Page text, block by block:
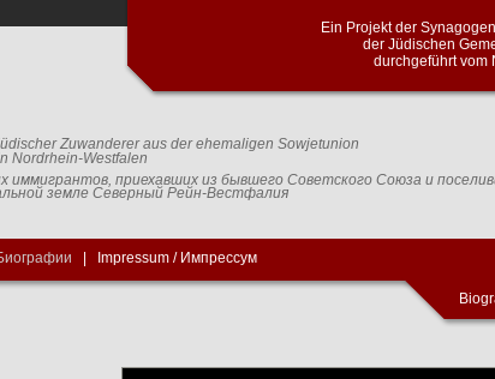
Ein Projekt der
der Jüdischen
durchgeführt vom
Zuwanderer aus der ehemaligen Sowjetunion
Nordrhein-Westfalen
иммигрантов, приехавших из бывшего Советского Союза и
земле Северный Рейн-Вестфалия
Impressum / Импрессум